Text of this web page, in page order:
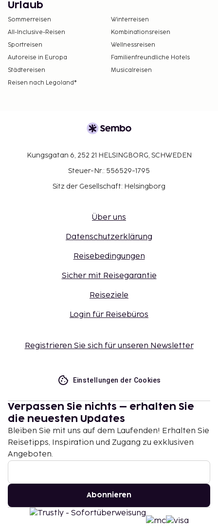
Urlaub
Sommerreisen
Winterreisen
All-Inclusive-Reisen
Kombinationsreisen
Sportreisen
Wellnessreisen
Autoreise in Europa
Familienfreundliche Hotels
Städtereisen
Musicalreisen
Reisen nach Legoland®
Kungsgatan 6, 252 21 HELSINGBORG, SCHWEDEN
Steuer-Nr.: 556529-1795
Sitz der Gesellschaft: Helsingborg
Über uns
Datenschutzerklärung
Reisebedingungen
Sicher mit Reisegarantie
Reiseziele
Login für Reisebüros
Registrieren Sie sich für unseren Newsletter
Einstellungen der Cookies
Verpassen Sie nichts – erhalten Sie
die neuesten Updates
Bleiben Sie mit uns auf dem Laufenden! Erhalten Sie
Reisetipps, Inspiration und Zugang zu exklusiven
Angeboten.
Abonnieren